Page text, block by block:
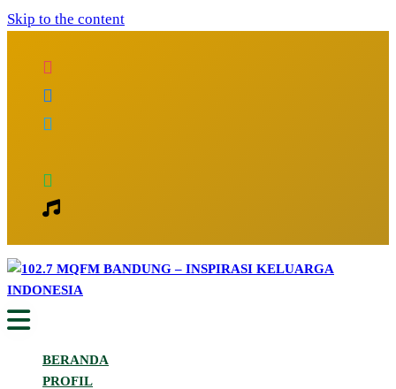
Skip to the content
102.7 MQFM Bandung – Inspirasi
Keluarga Indonesia
Inspirasi Keluarga Indonesia
BERANDA
PROFIL